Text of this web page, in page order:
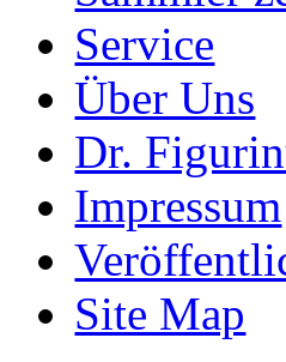
Service
Über Uns
Dr.
Impressum
Site Map